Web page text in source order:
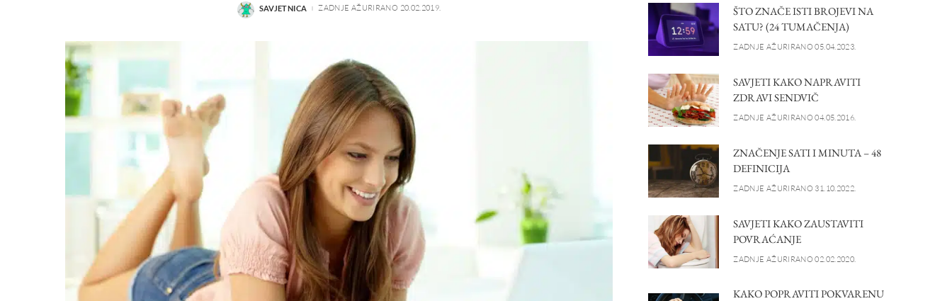
POSTED
SAVJETNICA ZADNJE AŽURIRANO 20.02.2019.
ŠTO ZNAČE ISTI BROJEVI NA
SATU? (24 TUMAČENJA)
ZADNJE AŽURIRANO 05.04.2023.
SAVJETI KAKO NAPRAVITI
ZDRAVI SENDVIČ
ZADNJE AŽURIRANO 04.05.2016.
ZNAČENJE SATI I MINUTA – 48
DEFINICIJA
ZADNJE AŽURIRANO 31.10.2022.
SAVJETI KAKO ZAUSTAVITI
POVRAĆANJE
ZADNJE AŽURIRANO 02.02.2020.
KAKO POPRAVITI POKVARENU